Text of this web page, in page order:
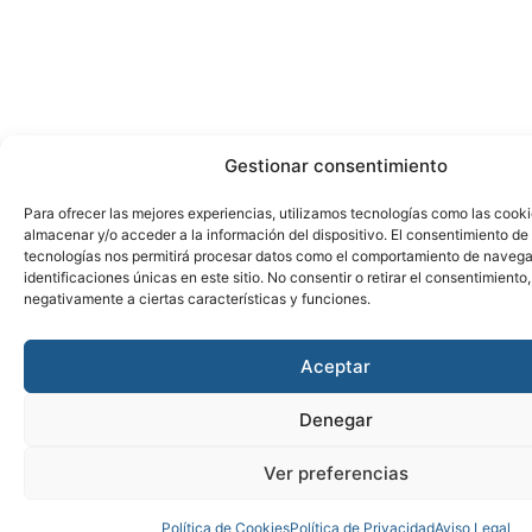
Gestionar consentimiento
Para ofrecer las mejores experiencias, utilizamos tecnologías como las
almacenar y/o acceder a la información del dispositivo. El consentimiento de
tecnologías nos permitirá procesar datos como el comportamiento de
identificaciones únicas en este sitio. No consentir o retirar el
negativamente a ciertas características y funciones.
Aceptar
Denegar
Ver preferencias
Política de CookiesPolítica de PrivacidadAviso Legal